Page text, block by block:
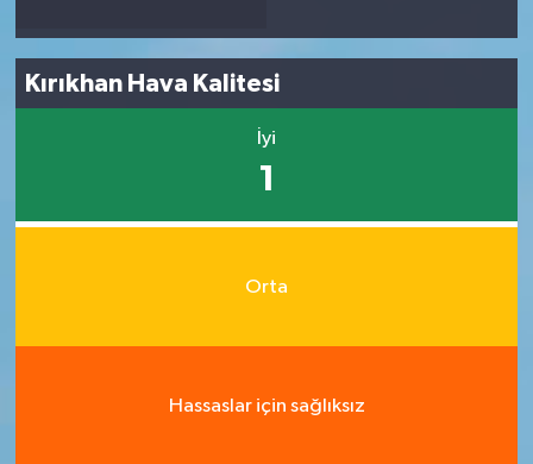
Kırıkhan Hava Kalitesi
İyi
1
Orta
Hassaslar için sağlıksız